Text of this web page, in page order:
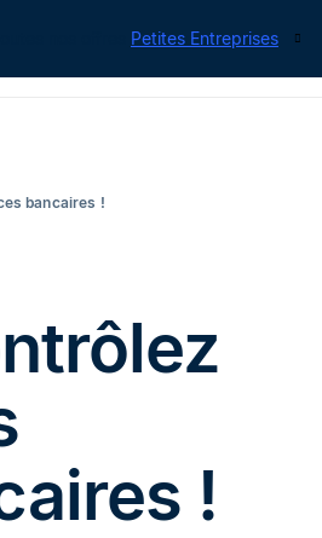
Petites Entreprises
ERP Finance
bancaires !
!